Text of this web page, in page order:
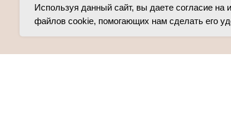
Используя данный сайт, вы даете согласие на
файлов cookie, помогающих нам сделать его
Mastercard)